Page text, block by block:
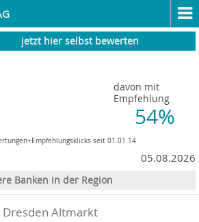
jetzt hier selbst bewerten
davon mit
Empfehlung
54%
seit 01.01.14
05.08.2026
Banken in der Region
Dresden Altmarkt